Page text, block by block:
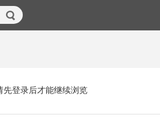
先登录后才能继续浏览